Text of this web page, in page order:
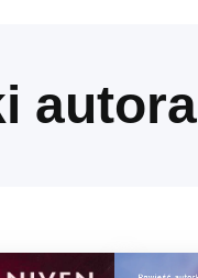
autora